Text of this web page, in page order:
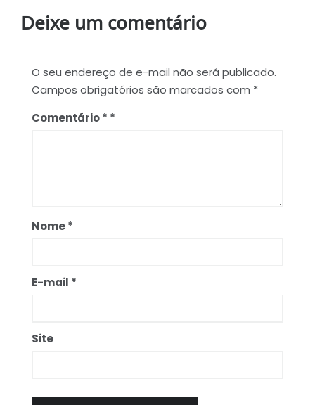
Deixe um comentário
O seu endereço de e-mail não será publicado.
Campos obrigatórios são marcados com *
Comentário*
Nome*
E-mail *
Site